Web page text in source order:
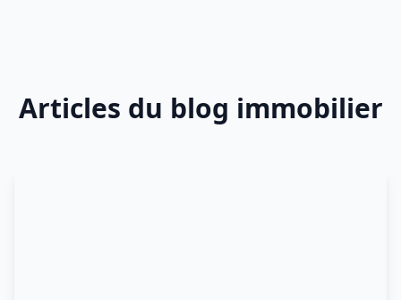
Articles du blog immobilier